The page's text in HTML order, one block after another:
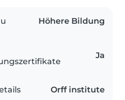
Höhere Bildung
Ja
Orff institute